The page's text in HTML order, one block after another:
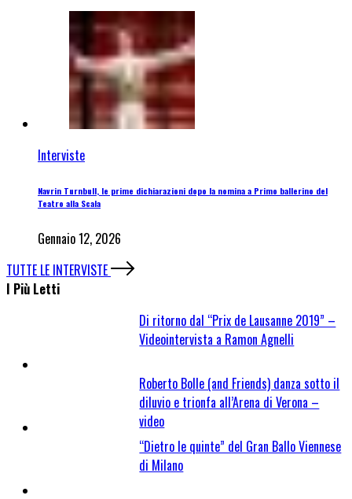
Interviste
Navrin Turnbull, le prime dichiarazioni dopo la nomina a Primo ballerino del
Teatro alla Scala
Gennaio 12, 2026
TUTTE LE INTERVISTE
I Più Letti
Di ritorno dal “Prix de Lausanne 2019” –
Videointervista a Ramon Agnelli
Roberto Bolle (and Friends) danza sotto il
diluvio e trionfa all’Arena di Verona –
video
“Dietro le quinte” del Gran Ballo Viennese
di Milano